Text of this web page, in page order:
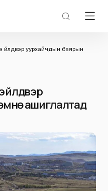
уурхайчдын баярын
ашиглалтад